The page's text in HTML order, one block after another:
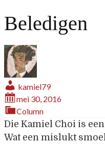
Beledigen
kamiel79
mei 30, 2016
Column
Die Kamiel Choi is
Wat een mislukt